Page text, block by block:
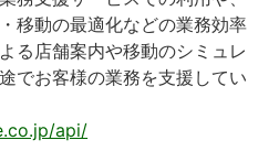
移動の最適化などの業務効率
る店舗案内や移動のシミュレ
でお客様の業務を支援してい
api/